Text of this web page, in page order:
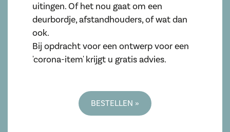
uitingen. Of het nou gaat om een
deurbordje, afstandhouders, of wat dan
ook.
Bij opdracht voor een ontwerp voor een
'corona-item' krijgt u gratis advies.
BESTELLEN »